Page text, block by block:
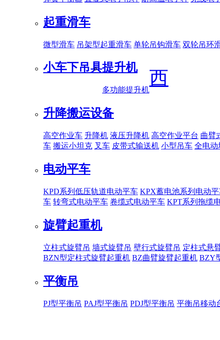
起重滑车
微型滑车 吊架型起重滑车 单轮吊钩滑车 双轮吊环
小车下吊具提升机
多功能提升机
升降搬运设备
高空作业车 升降机 液压升降机 高空作业平台 曲臂
车 搬运小坦克 叉车 皮带式输送机 小型吊车 全电动
电动平车
KPD系列低压轨道电动平车 KPX蓄电池系列电动
车 转弯式电动平车 卷缆式电动平车 KPT系列拖缆
旋臂起重机
立柱式旋臂吊 墙式旋臂吊 壁行式旋臂吊 定柱式悬
BZN型定柱式旋臂起重机 BZ曲臂旋臂起重机 BZY
平衡吊
PJ型平衡吊 PAJ型平衡吊 PDJ型平衡吊 平衡吊移动
西